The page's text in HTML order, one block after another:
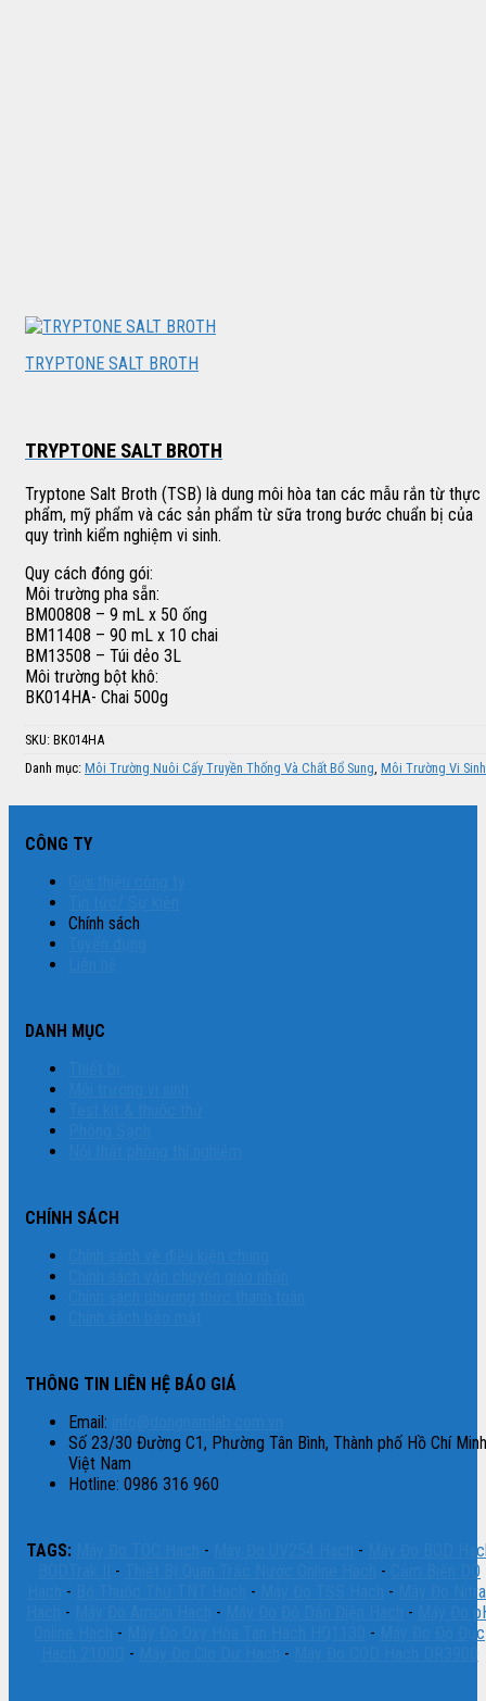
TRYPTONE SALT BROTH
TRYPTONE SALT BROTH
Tryptone Salt Broth (TSB) là dung môi hòa tan các mẫu rắn từ thực
phẩm, mỹ phẩm và các sản phẩm từ sữa trong bước chuẩn bị của
quy trình kiểm nghiệm vi sinh.
Quy cách đóng gói:
Môi trường pha sẵn:
BM00808 – 9 mL x 50 ống
BM11408 – 90 mL x 10 chai
BM13508 – Túi dẻo 3L
Môi trường bột khô:
BK014HA- Chai 500g
SKU: BK014HA
Danh mục: Môi Trường Nuôi Cấy Truyền Thống Và Chất Bổ Sung Môi Trường Vi Sinh
CÔNG TY
Chính sách
DANH MỤC
CHÍNH SÁCH
THÔNG TIN LIÊN HỆ BÁO GIÁ
Email:
Số 23/30 Đường C1, Phường Tân Bình, Thành phố Hồ Chí
Việt Nam
Hotline: 0986 316 960
TAGS: - -
Máy Đo BOD
- -
Cảm Biến DO
- - -
Máy Đo
- - -
Máy Đo
- -
Máy Đo Độ Đục
- -